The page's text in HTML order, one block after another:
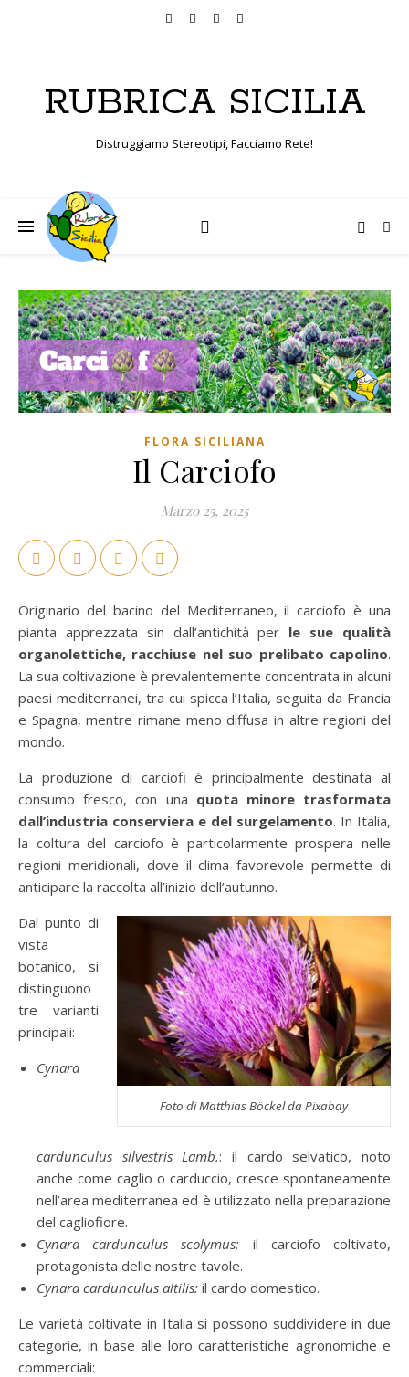
RUBRICA SICILIA
Distruggiamo Stereotipi, Facciamo Rete!
FLORA SICILIANA
Il Carciofo
Marzo 25, 2025
Originario del bacino del Mediterraneo, il carciofo è una
pianta apprezzata sin dall’antichità per le sue qualità
organolettiche, racchiuse nel suo prelibato capolino.
La sua coltivazione è prevalentemente concentrata in alcuni
paesi mediterranei, tra cui spicca l’Italia, seguita da Francia
e Spagna, mentre rimane meno diffusa in altre regioni del
mondo.
La produzione di carciofi è principalmente destinata al
consumo fresco, con una quota minore trasformata
dall’industria conserviera e del surgelamento. In Italia,
la coltura del carciofo è particolarmente prospera nelle
regioni meridionali, dove il clima favorevole permette di
anticipare la raccolta all’inizio dell’autunno.
Foto di Matthias Böckel da Pixabay
Dal punto di
vista
botanico, si
distinguono
tre varianti
principali:
Cynara
cardunculus silvestris Lamb.: il cardo selvatico, noto
anche come caglio o carduccio, cresce spontaneamente
nell’area mediterranea ed è utilizzato nella preparazione
del cagliofiore.
Cynara cardunculus scolymus: il carciofo coltivato,
protagonista delle nostre tavole.
Cynara cardunculus altilis: il cardo domestico.
Le varietà coltivate in Italia si possono suddividere in due
categorie, in base alle loro caratteristiche agronomiche e
commerciali: